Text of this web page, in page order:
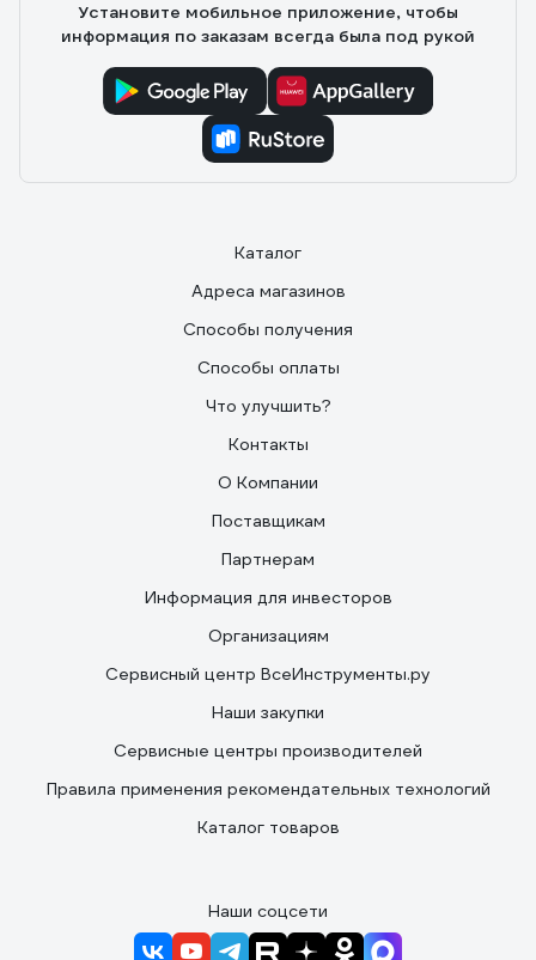
Установите мобильное приложение, чтобы
информация по заказам всегда была под рукой
Каталог
Адреса магазинов
Способы получения
Способы оплаты
Что улучшить?
Контакты
О Компании
Поставщикам
Партнерам
Информация для инвесторов
Организациям
Сервисный центр ВсеИнструменты.ру
Наши закупки
Сервисные центры производителей
Правила применения рекомендательных технологий
Каталог товаров
Наши соцсети